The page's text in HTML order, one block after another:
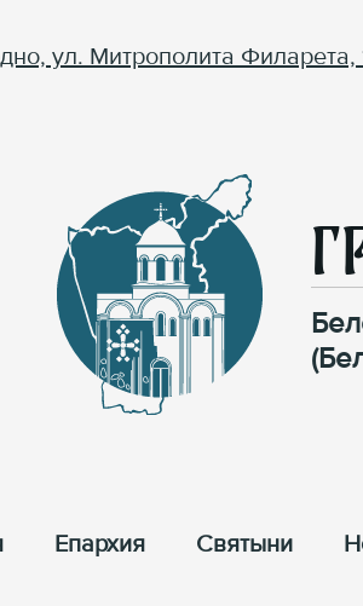
ул. Митрополита Филарета,
Епархия Cвятыни